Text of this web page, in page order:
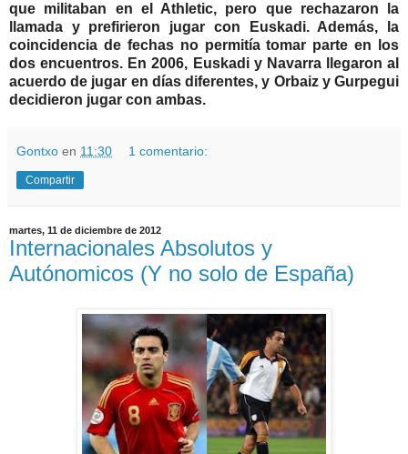
que militaban en el Athletic, pero que rechazaron la
llamada y prefirieron jugar con Euskadi. Además, la
coincidencia de fechas no permitía tomar parte en los
dos encuentros. En 2006, Euskadi y Navarra llegaron al
acuerdo de jugar en días diferentes, y Orbaiz y Gurpegui
decidieron jugar con ambas.
Gontxo en 11:30 1 comentario:
Compartir
martes, 11 de diciembre de 2012
Internacionales Absolutos y
Autónomicos (Y no solo de España)